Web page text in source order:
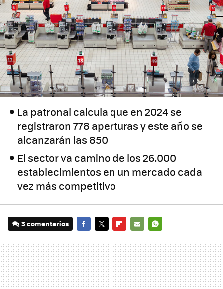
La patronal calcula que en 2024 se
registraron 778 aperturas y este año se
alcanzarán las 850
El sector va camino de los 26.000
establecimientos en un mercado cada
vez más competitivo
3 comentarios
MAIL